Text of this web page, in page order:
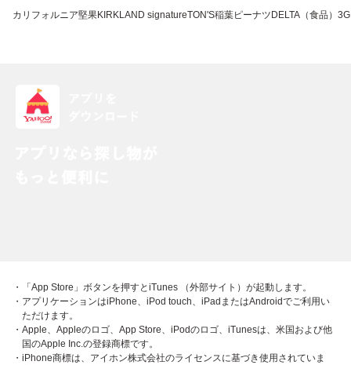
カリフォルニア堅果KIRKLAND signatureTON'S稲葉ピーナツ DELTA（食品）
・「App Store」ボタンを押すとiTunes （外部サイト）が起動します。
・アプリケーションはiPhone、iPod touch、iPadまたはAndroidでご利用い
ただけます。
・Apple、Appleのロゴ、App Store、iPodのロゴ、iTunesは、米国および他
国のApple Inc.の登録商標です。
・iPhone商標は、アイホン株式会社のライセンスに基づき使用されていま